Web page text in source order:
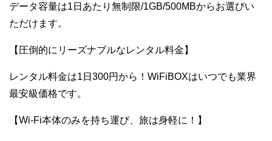
データ容量は1日あたり無制限/1GB/500MBからお選びい
ただけます。
【圧倒的にリーズナブルなレンタル料金】
レンタル料金は1日300円から！WiFiBOXはいつでも業界
最安級価格です。
【Wi-Fi本体のみを持ち運び、旅は身軽に！】